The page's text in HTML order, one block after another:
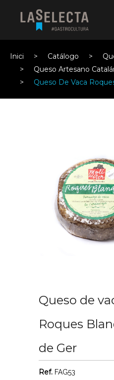
Inici Catálogo
Queso Artesano
Queso De Vaca
Queso de
Roques
de Ger
Ref. FAG53